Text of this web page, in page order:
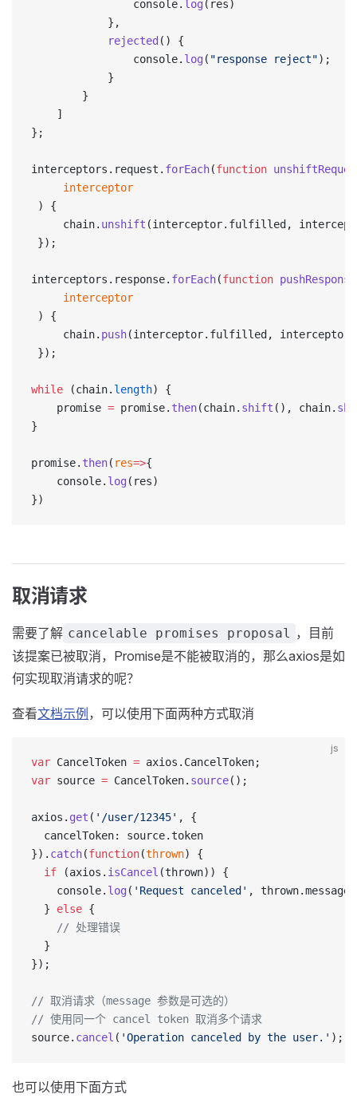
                console.
log (res)
            },
            rejected
() {
                console.
log ( "response reject");
            }
        }
    ]
};
interceptors.request. forEach(function
     interceptor
) {
     chain.
unshift (interceptor.fulfilled,
});
interceptors.response. forEach(function
     interceptor
) {
     chain.
push(interceptor.fulfilled,
});
while (chain. length) {
    promise
= promise. then(chain. shift (), chain.
}
promise. then( res=>{
    console.
log (res)
})
取消请求
需要了解 cancelable promises proposal ，目前
该提案已被取消，Promise是不能被取消的，那么axios是如
何实现取消请求的呢？
查看文档示例 ，可以使用下面两种方式取消
js
var CancelToken = axios.CancelToken;
var source = CancelToken. source();
axios. get ( '/user/12345' , {
  cancelToken: source.token
}). catch(function(thrown) {
  if
(axios. isCancel (thrown)) {
    console.
log ( 'Request canceled' ,
  }
else {
    // 处理错误
  }
});
// 取消请求（message 参数是可选的）
// 使用同一个 cancel token 取消多个请求
source. cancel ( 'Operation canceled by the user.' );
也可以使用下面方式